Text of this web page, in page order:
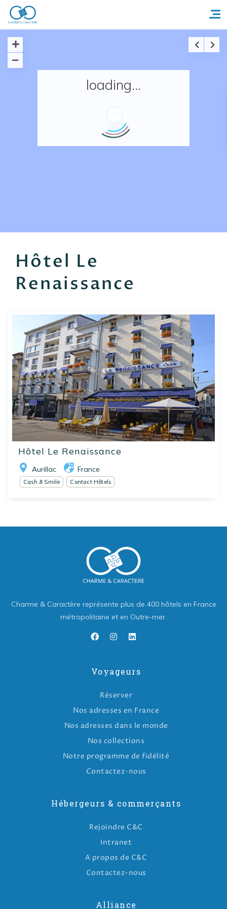
Accueil
loading...
Hôtel Le
Renaissance
Hôtel Le Renaissance
Aurillac France
Cash & Smile Contact Hôtels
Charme & Caractère représente plus de 400 hôtels en France
métropolitaine et en Outre-mer.
Voyageurs
Réserver
Nos adresses en France
Nos adresses dans le monde
Nos collections
Notre programme de fidélité
Contactez-nous
Hébergeurs & commerçants
Rejoindre C&C
Intranet
A propos de C&C
Contactez-nous
Alliance